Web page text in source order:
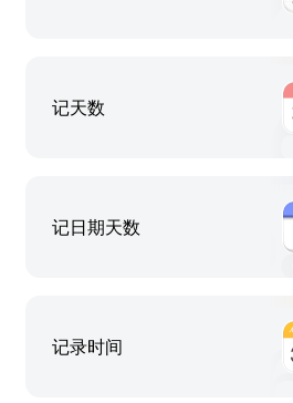
记天数
记日期天数
记录时间